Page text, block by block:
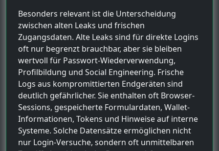
Besonders relevant ist die Unterscheidung
zwischen alten Leaks und frischen
Zugangsdaten. Alte Leaks sind für direkte Logins
oft nur begrenzt brauchbar, aber sie bleiben
wertvoll für Passwort-Wiederverwendung,
Profilbildung und Social Engineering. Frische
Logs aus kompromittierten Endgeräten sind
deutlich gefährlicher. Sie enthalten oft Browser-
Sessions, gespeicherte Formulardaten, Wallet-
Informationen, Tokens und Hinweise auf interne
Systeme. Solche Datensätze ermöglichen nicht
nur Login-Versuche, sondern oft unmittelbaren